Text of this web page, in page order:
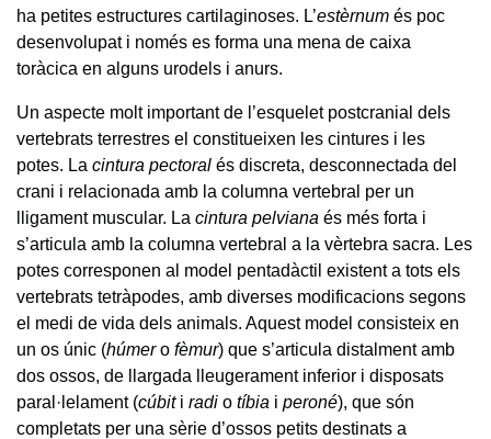
ha petites estructures cartilaginoses. L’estèrnum és poc
desenvolupat i només es forma una mena de caixa
toràcica en alguns urodels i anurs.
Un aspecte molt important de l’esquelet postcranial dels
vertebrats terrestres el constitueixen les cintures i les
potes. La cintura pectoral és discreta, desconnectada del
crani i relacionada amb la columna vertebral per un
lligament muscular. La cintura pelviana és més forta i
s’articula amb la columna vertebral a la vèrtebra sacra. Les
potes corresponen al model pentadàctil existent a tots els
vertebrats tetràpodes, amb diverses modificacions segons
el medi de vida dels animals. Aquest model consisteix en
un os únic (húmero fèmur) que s’articula distalment amb
dos ossos, de llargada lleugerament inferior i disposats
paral·lelament (cúbiti radi o tíbia i peroné), que són
completats per una sèrie d’ossos petits destinats a